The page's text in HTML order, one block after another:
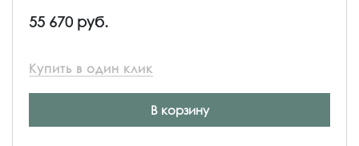
55 670 руб.
Купить в один клик
В корзину